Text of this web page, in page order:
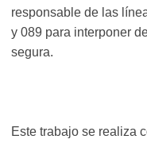
responsable de las
y 089 para interponer
segura.
Este trabajo se realiza